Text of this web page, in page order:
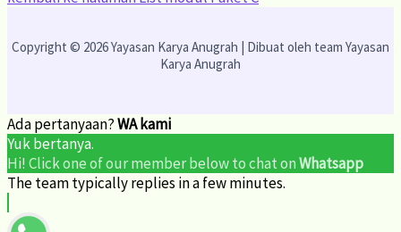
Copyright © 2026 Yayasan Karya Anugrah | Dibuat oleh team Yayasan
Karya Anugrah
Ada pertanyaan?WA kami
Yuk bertanya.
Hi! Click one of our member below to chat onWhatsapp
The team typically replies in a few minutes.